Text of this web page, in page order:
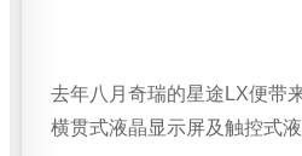
去年八月奇瑞的星途LX便带
横贯式液晶显示屏及触控式